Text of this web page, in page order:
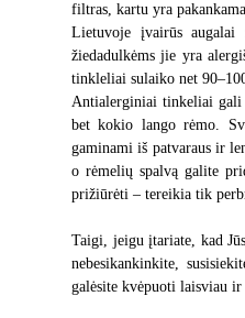
filtras, kartu yra
Lietuvoje įvairūs
žiedadulkėms jie yra
tinkleliai sulaiko net
Antialerginiai tinkeliai
bet kokio lango rėmo.
gaminami iš patvaraus ir
o rėmelių spalvą galite
prižiūrėti – tereikia tik
Taigi, jeigu įtariate, kad
nebesikankinkite,
galėsite kvėpuoti laisviau ir